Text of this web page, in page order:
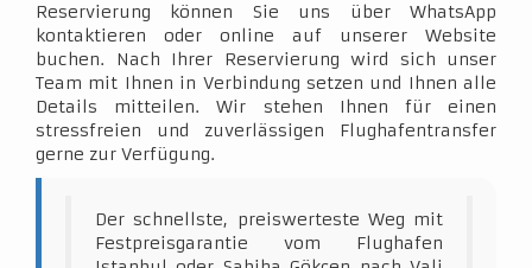
Reservierung können Sie uns über WhatsApp
kontaktieren oder online auf unserer Website
buchen. Nach Ihrer Reservierung wird sich unser
Team mit Ihnen in Verbindung setzen und Ihnen alle
Details mitteilen. Wir stehen Ihnen für einen
stressfreien und zuverlässigen Flughafentransfer
gerne zur Verfügung.
Der schnellste, preiswerteste Weg mit
Festpreisgarantie vom Flughafen